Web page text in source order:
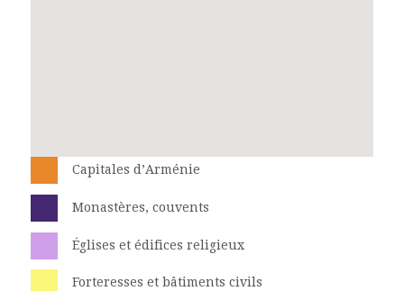
Capitales d’Arménie
Monastères, couvents
Églises et édifices religieux
Forteresses et bâtiments civils